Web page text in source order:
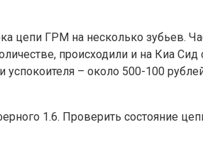
цепи ГРМ на несколько зубьев.
происходили и на Киа
– около 500-100
1.6. Проверить состояние